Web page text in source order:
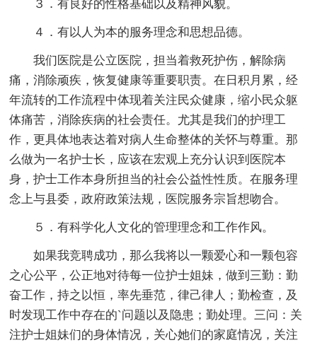
３．有良好的性格基础以及精神风貌。
４．有以人为本的服务理念和思想品德。
我们医院是公立医院，担当着救死护伤，解除病
痛，消除顽疾，恢复健康等重要职责。在日积月累，经
年流转的工作流程中体现着关注民众健康，缩小民众躯
体痛苦，消除疾病的社会责任。尤其是我们的护理工
作，更具体地表达着对病人生命整体的关怀与尊重。那
么做为一名护士长，应该在宏观上充分认识到医院本
身，护士工作本身所担当的社会公益性性质。在服务理
念上与县委，政府政策法规，医院服务宗旨想吻合。
５．有科学化人文化的管理理念和工作作风。
如果我竞聘成功，那么我将以一颗爱心和一颗包容
之心公平，公正地对待每一位护士姐妹，做到三勤：勤
奋工作，持之以恒，率先垂范，律己律人；勤检查，及
时发现工作中存在的`问题以及隐患；勤处理。三问：关
注护士姐妹们的身体情况，关心她们的家庭情况，关注